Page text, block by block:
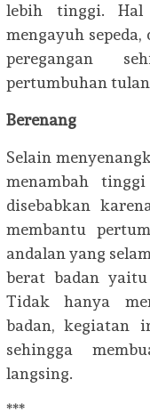
lebih tinggi. Hal
mengayuh
peregangan
pertumbuhan
Berenang
Selain
menambah
disebabkan
membantu
andalan yang
berat badan yaitu
Tidak hanya
badan, kegiatan
sehingga
langsing.